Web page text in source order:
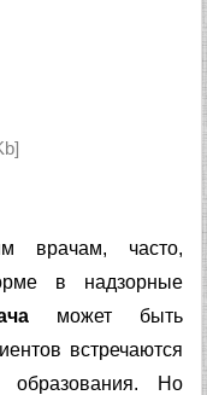
врачам, часто,
в надзорные
может быть
встречаются
образования. Но